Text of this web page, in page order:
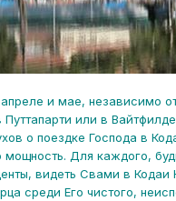
и мае, независимо
или в
о поездке Господа в
мощность. Для каждого,
видеть Свами в Кодаи
среди Его чистого,